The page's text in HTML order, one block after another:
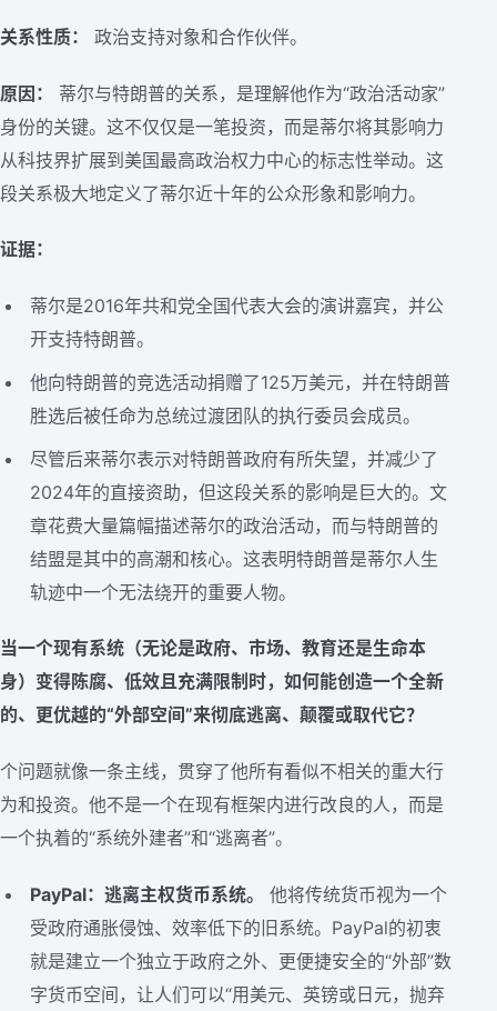
关系性质： 政治支持对象和合作伙伴。
原因：
蒂尔与特朗普的关系，是理解他作为“政治活动家”
身份的关键。这不仅仅是一笔投资，而是蒂尔将其影响力
从科技界扩展到美国最高政治权力中心的标志性举动。这
段关系极大地定义了蒂尔近十年的公众形象和影响力。
证据：
蒂尔是2016年共和党全国代表大会的演讲嘉宾，并公
开支持特朗普。
他向特朗普的竞选活动捐赠了125万美元，并在特朗普
胜选后被任命为总统过渡团队的执行委员会成员。
尽管后来蒂尔表示对特朗普政府有所失望，并减少了
2024年的直接资助，但这段关系的影响是巨大的。文
章花费大量篇幅描述蒂尔的政治活动，而与特朗普的
结盟是其中的高潮和核心。这表明特朗普是蒂尔人生
轨迹中一个无法绕开的重要人物。
当一个现有系统（无论是政府、市场、教育还是生命本
身）变得陈腐、低效且充满限制时，如何能创造一个全新
的、更优越的“外部空间”来彻底逃离、颠覆或取代它？
个问题就像一条主线，贯穿了他所有看似不相关的重大行
为和投资。他不是一个在现有框架内进行改良的人，而是
一个执着的“系统外建者”和“逃离者”。
PayPal：逃离主权货币系统。
他将传统货币视为一个
受政府通胀侵蚀、效率低下的旧系统。PayPal的初衷
就是建立一个独立于政府之外、更便捷安全的“外部”数
字货币空间，让人们可以“用美元、英镑或日元，抛弃